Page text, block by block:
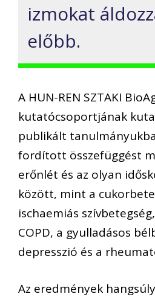
izmokat
előbb.
A HUN-REN SZTAKI
kutatócsoportjának
publikált
fordított összefüggést
erőnlét és az olyan
között, mint a
ischaemiás
COPD, a gyulladásos
depresszió és a
Az eredmények